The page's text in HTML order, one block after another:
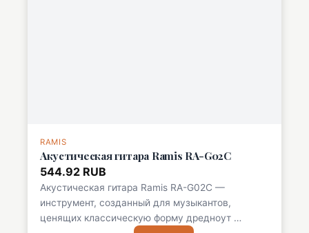
RAMIS
Акустическая гитара Ramis RA-G02C
544.92 RUB
Акустическая гитара Ramis RA-G02C —
инструмент, созданный для музыкантов,
ценящих классическую форму дредноут …